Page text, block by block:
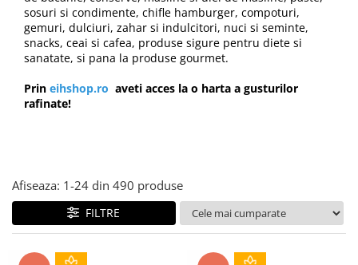
Condimente turcesti
Ghimbir murat la borcan
Supa miso
sosuri si condimente, chifle hamburger, compoturi,
gemuri, dulciuri, zahar si indulcitori, nuci si seminte,
snacks, ceai si cafea, produse sigure pentru diete si
sanatate, si pana la produse gourmet.
Prin eihshop.ro aveti acces la o harta a gusturilor
rafinate!
Afiseaza: 1-24 din 490 produse
FILTRE